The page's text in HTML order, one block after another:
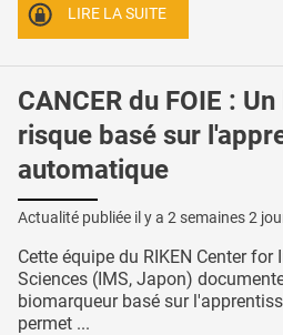
LIRE LA SUITE
CANCER du FOIE :
risque basé sur
automatique
Actualité publiée il y a 2 semaines 2
Cette équipe du RIKEN Center
Sciences (IMS, Japon)
biomarqueur basé sur
permet ...